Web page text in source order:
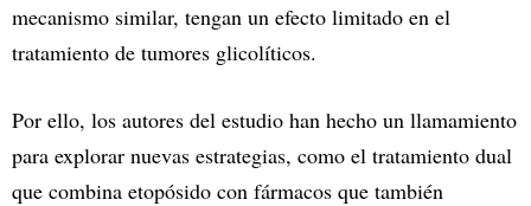
mecanismo similar, tengan un efecto limitado en el
tratamiento de tumores glicolíticos.
Por ello, los autores del estudio han hecho un llamamiento
para explorar nuevas estrategias, como el tratamiento dual
que combina etopósido con fármacos que también